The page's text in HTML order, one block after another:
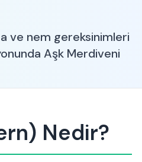
ve nem gereksinimleri
Aşk Merdiveni
Nedir?